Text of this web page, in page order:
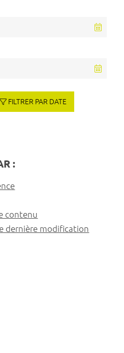
FILTRER PAR DATE
:
contenu
dernière modification